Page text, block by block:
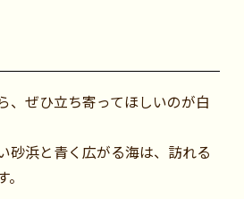
、ぜひ立ち寄ってほしいのが白
砂浜と青く広がる海は、訪れる